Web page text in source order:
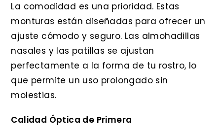
La comodidad es una prioridad. Estas
monturas están diseñadas para ofrecer un
ajuste cómodo y seguro. Las almohadillas
nasales y las patillas se ajustan
perfectamente a la forma de tu rostro, lo
que permite un uso prolongado sin
molestias.
Calidad Óptica de Primera